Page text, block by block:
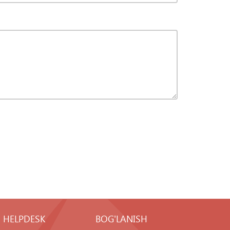
HELPDESK BOG'LANISH